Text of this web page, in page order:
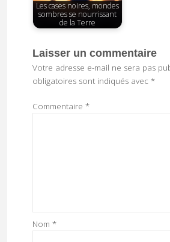
Les cases noires, mondes
sombres se nourrissant
de la Terre
Laisser un commentaire
Votre adresse e-mail ne sera pas
obligatoires sont indiqués avec *
Commentaire *
Nom *